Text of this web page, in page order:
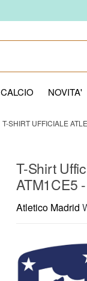
CALCIO NOVITA'
T-SHIRT UFFICIALE
T-Shirt
ATM1CE5
Atletico Madrid